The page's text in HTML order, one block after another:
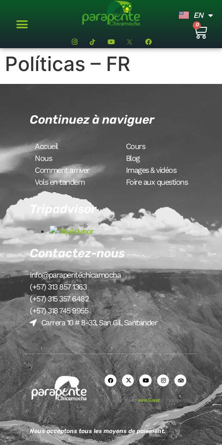
EN
ES
0
Políticas – FR
Continuez à naviguer
Accueil
Nous
Comment arriver
Vols en tandem
Cours
Blog
Images & vidéos
Foire aux questions
Tripadvisor
Contactez-nous
info@parapentechicamocha
(+57) 313 857 1363
(+57) 315 357 6482
(+57) 318 745 9955
Carrera 10 # 8-33, San Gil, Santander
Fait avec ♥ parIrene Suarez& Parapente
Chicamocha
Nous acceptons tous les moyens de paiement.